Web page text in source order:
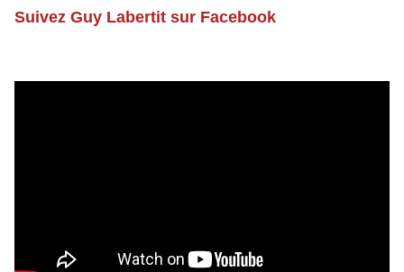
Suivez Guy Labertit sur Facebook